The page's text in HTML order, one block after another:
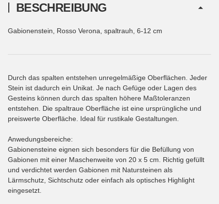
BESCHREIBUNG
Gabionenstein, Rosso Verona, spaltrauh, 6-12 cm
Durch das spalten entstehen unregelmäßige Oberflächen. Jeder
Stein ist dadurch ein Unikat. Je nach Gefüge oder Lagen des
Gesteins können durch das spalten höhere Maßtoleranzen
entstehen. Die spaltraue Oberfläche ist eine ursprüngliche und
preiswerte Oberfläche. Ideal für rustikale Gestaltungen.
Anwedungsbereiche:
Gabionensteine eignen sich besonders für die Befüllung von
Gabionen mit einer Maschenweite von 20 x 5 cm. Richtig gefüllt
und verdichtet werden Gabionen mit Natursteinen als
Lärmschutz, Sichtschutz oder einfach als optisches Highlight
eingesetzt.